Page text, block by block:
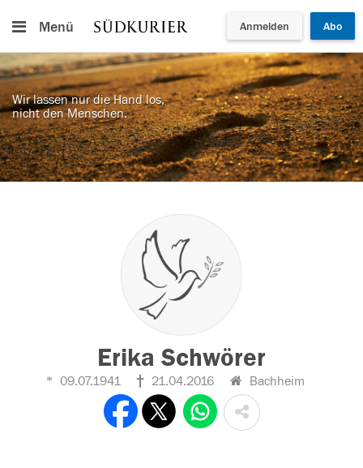
Menü Anmelden Abo
Wir lassen nur die Hand los,
nicht den Menschen.
Erika Schwörer
09.07.1941 21.04.2016 Bachheim